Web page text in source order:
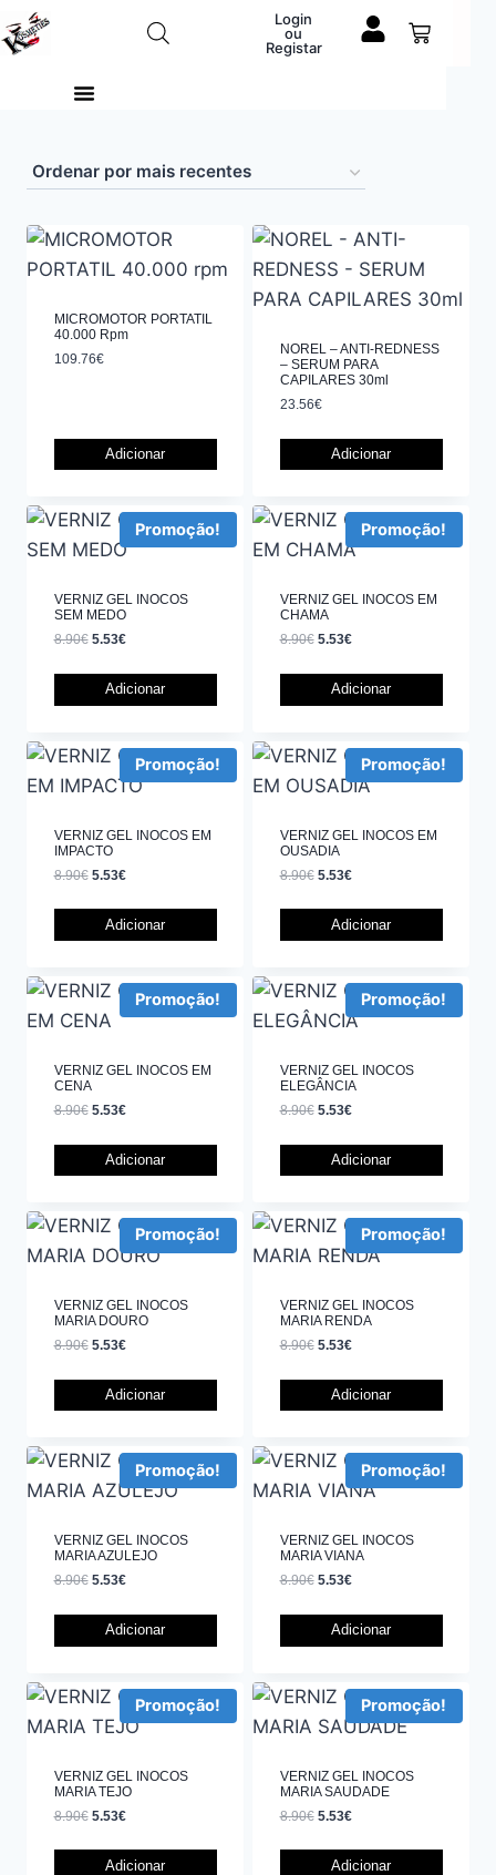
Login
ou
Registar
MICROMOTOR PORTATIL
40.000 Rpm
109.76€
Adicionar
NOREL – ANTI-REDNESS
– SERUM PARA
CAPILARES 30ml
23.56€
Adicionar
Promoção!
VERNIZ GEL INOCOS
SEM MEDO
8.90€ 5.53€
Adicionar
Promoção!
VERNIZ GEL INOCOS EM
CHAMA
8.90€ 5.53€
Adicionar
Promoção!
VERNIZ GEL INOCOS EM
IMPACTO
8.90€ 5.53€
Adicionar
Promoção!
VERNIZ GEL INOCOS EM
OUSADIA
8.90€ 5.53€
Adicionar
Promoção!
VERNIZ GEL INOCOS EM
CENA
8.90€ 5.53€
Adicionar
Promoção!
VERNIZ GEL INOCOS
ELEGÂNCIA
8.90€ 5.53€
Adicionar
Promoção!
VERNIZ GEL INOCOS
MARIA DOURO
8.90€ 5.53€
Adicionar
Promoção!
VERNIZ GEL INOCOS
MARIA RENDA
8.90€ 5.53€
Adicionar
Promoção!
VERNIZ GEL INOCOS
MARIA AZULEJO
8.90€ 5.53€
Adicionar
Promoção!
VERNIZ GEL INOCOS
MARIA VIANA
8.90€ 5.53€
Adicionar
Promoção!
VERNIZ GEL INOCOS
MARIA TEJO
8.90€ 5.53€
Adicionar
Promoção!
VERNIZ GEL INOCOS
MARIA SAUDADE
8.90€ 5.53€
Adicionar